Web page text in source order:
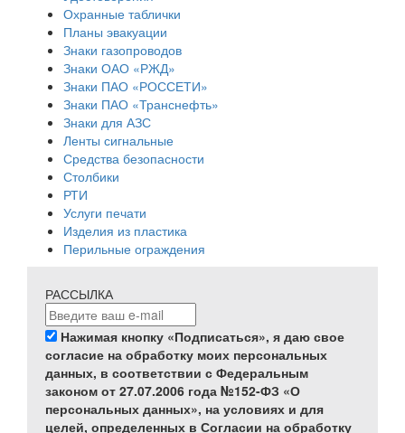
Охранные таблички
Планы эвакуации
Знаки газопроводов
Знаки ОАО «РЖД»
Знаки ПАО «РОССЕТИ»
Знаки ПАО «Транснефть»
Знаки для АЗС
Ленты сигнальные
Средства безопасности
Столбики
РТИ
Услуги печати
Изделия из пластика
Перильные ограждения
РАССЫЛКА
Нажимая кнопку «Подписаться», я даю свое
согласие на обработку моих персональных
данных, в соответствии с Федеральным
законом от 27.07.2006 года №152-ФЗ «О
персональных данных», на условиях и для
целей, определенных в Согласии на обработку